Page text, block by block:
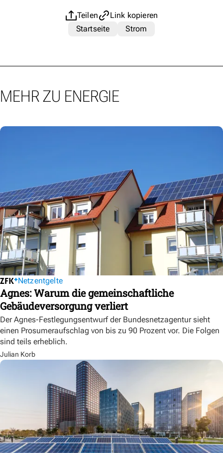
Teilen
Link kopieren
Startseite
Strom
MEHR ZU ENERGIE
Netzentgelte
Agnes: Warum die gemeinschaftliche
Gebäudeversorgung verliert
Der Agnes-Festlegungsentwurf der Bundesnetzagentur sieht
einen Prosumeraufschlag von bis zu 90 Prozent vor. Die Folgen
sind teils erheblich.
Julian Korb